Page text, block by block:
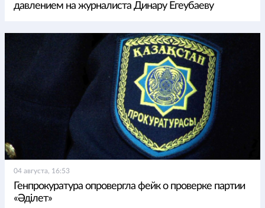
давлением на журналиста Динару Егеубаеву
04 августа, 16:53
Генпрокуратура опровергла фейк о проверке партии
«Әділет»